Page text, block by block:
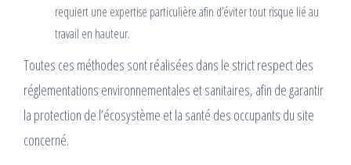
requiert une expertise particulière afin d’éviter tout risque lié au
travail en hauteur.
Toutes ces méthodes sont réalisées dans le strict respect des
réglementations environnementales et sanitaires, afin de garantir
la protection de l’écosystème et la santé des occupants du site
concerné.